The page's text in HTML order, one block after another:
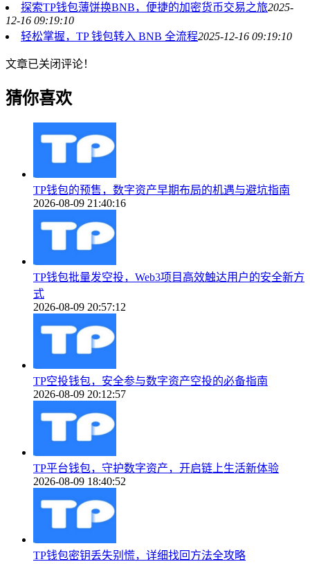
探索TP钱包薄饼换BNB，便捷的加密货币交易之旅2025-
12-16 09:19:10
轻松掌握，TP 钱包转入 BNB 全流程2025-12-16 09:19:10
文章已关闭评论！
猜你喜欢
TP钱包的预售，数字资产早期布局的机遇与避坑指南
2026-08-09 21:40:16
TP钱包批量发空投，Web3项目高效触达用户的安全新方
式
2026-08-09 20:57:12
TP空投钱包，安全参与数字资产空投的必备指南
2026-08-09 20:12:57
TP平台钱包，守护数字资产，开启链上生活新体验
2026-08-09 18:40:52
TP钱包密钥丢失别慌，详细找回方法全攻略